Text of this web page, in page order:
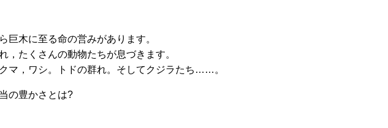
巨木に至る命の営みがあります。
，たくさんの動物たちが息づきます。
マ，ワシ。トドの群れ。そしてクジラたち……。
の豊かさとは?